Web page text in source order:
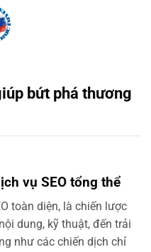
bứt phá thương
vụ SEO tổng thể
toàn diện, là chiến lược
dung, kỹ thuật, đến trải
như các chiến dịch chỉ